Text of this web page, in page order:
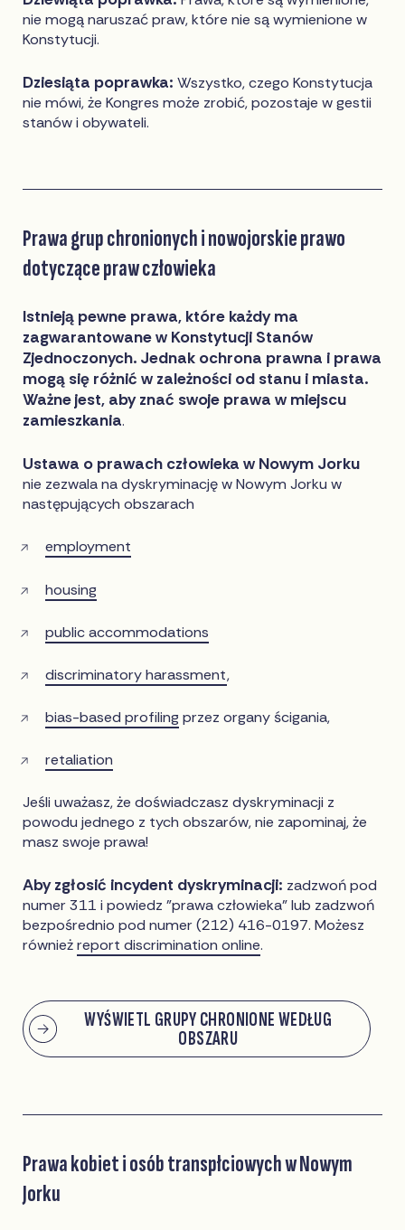
nie mogą naruszać praw, które nie są wymienione w
Konstytucji.
Dziesiąta poprawka: Wszystko, czego Konstytucja
nie mówi, że Kongres może zrobić, pozostaje w gestii
stanów i obywateli.
Prawa grup chronionych i nowojorskie prawo
dotyczące praw człowieka
Istnieją pewne prawa, które każdy ma
zagwarantowane w Konstytucji Stanów
Zjednoczonych. Jednak ochrona prawna i prawa
mogą się różnić w zależności od stanu i miasta.
Ważne jest, aby znać swoje prawa w miejscu
zamieszkania.
Ustawa o prawach człowieka w Nowym Jorku
nie zezwala na dyskryminację w Nowym Jorku w
następujących obszarach
employment
housing
public accommodations
discriminatory harassment,
bias-based profiling przez organy ścigania,
retaliation
Jeśli uważasz, że doświadczasz dyskryminacji z
powodu jednego z tych obszarów, nie zapominaj, że
masz swoje prawa!
Aby zgłosić incydent dyskryminacji: zadzwoń pod
numer 311 i powiedz "prawa człowieka" lub zadzwoń
bezpośrednio pod numer (212) 416-0197. Możesz
równieżreport discrimination online.
WYŚWIETL GRUPY CHRONIONE WEDŁUG
OBSZARU
Prawa kobiet i osób transpłciowych w Nowym
Jorku